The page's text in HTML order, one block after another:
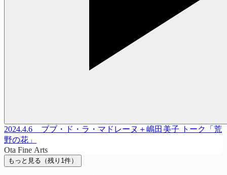
2024.4.6 ブブ・ド・ラ・マドレーヌ＋嶋田美子 トーク「荒
野の花」
Ota Fine Arts
もっと見る （残り 1件）